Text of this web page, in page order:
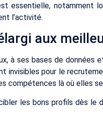
essentielle, notamment
l’activité.
aux
à ses bases de données
invisibles pour le
compétences là où elles
les bons profils dès le